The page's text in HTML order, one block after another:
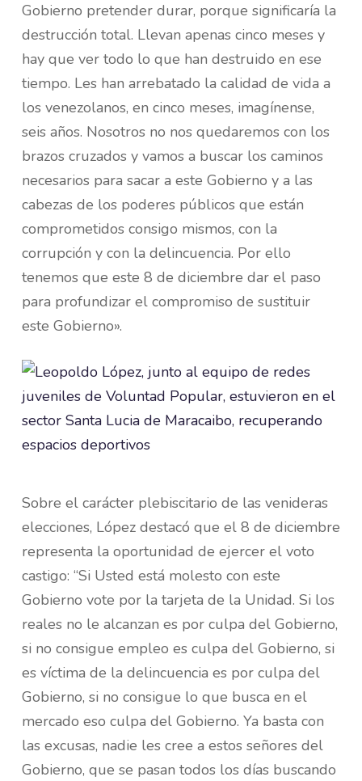
Gobierno pretender durar, porque significaría la
destrucción total. Llevan apenas cinco meses y
hay que ver todo lo que han destruido en ese
tiempo. Les han arrebatado la calidad de vida a
los venezolanos, en cinco meses, imagínense,
seis años. Nosotros no nos quedaremos con los
brazos cruzados y vamos a buscar los caminos
necesarios para sacar a este Gobierno y a las
cabezas de los poderes públicos que están
comprometidos consigo mismos, con la
corrupción y con la delincuencia. Por ello
tenemos que este 8 de diciembre dar el paso
para profundizar el compromiso de sustituir
este Gobierno».
Sobre el carácter plebiscitario de las venideras
elecciones, López destacó que el 8 de diciembre
representa la oportunidad de ejercer el voto
castigo: “Si Usted está molesto con este
Gobierno vote por la tarjeta de la Unidad. Si los
reales no le alcanzan es por culpa del Gobierno,
si no consigue empleo es culpa del Gobierno, si
es víctima de la delincuencia es por culpa del
Gobierno, si no consigue lo que busca en el
mercado eso culpa del Gobierno. Ya basta con
las excusas, nadie les cree a estos señores del
Gobierno, que se pasan todos los días buscando